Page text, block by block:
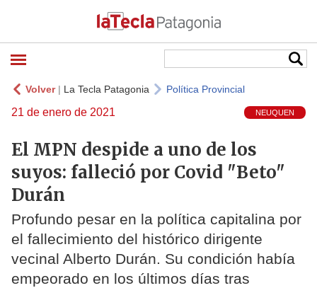
Volver| La Tecla Patagonia Política Provincial
21 de enero de 2021 NEUQUEN
El MPN despide a uno de los
suyos: falleció por Covid "Beto"
Durán
Profundo pesar en la política capitalina por
el fallecimiento del histórico dirigente
vecinal Alberto Durán. Su condición había
empeorado en los últimos días tras